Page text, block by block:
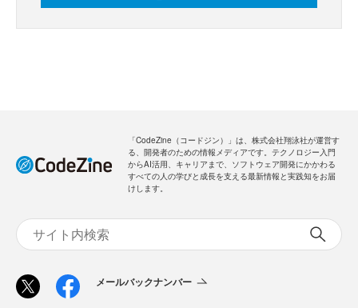
「CodeZine（コードジン）」は、株式会社翔泳社が運営す
る、開発者のための情報メディアです。テクノロジー入門
からAI活用、キャリアまで、ソフトウェア開発にかかわる
すべての人の学びと成長を支える最新情報と実践知をお届
けします。
メールバックナンバー